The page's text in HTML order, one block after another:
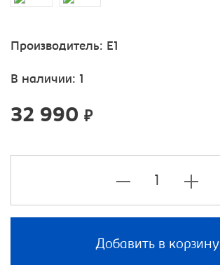
Производитель: E1
В наличии: 1
32 990 ₽
Добавить в корзину